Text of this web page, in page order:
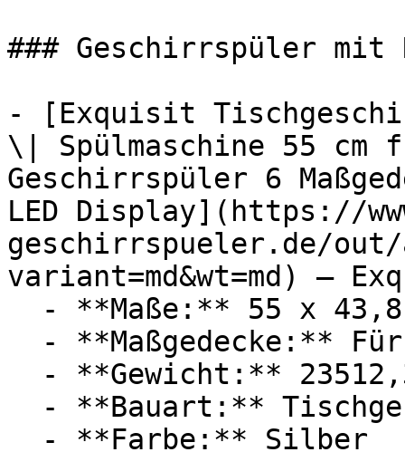
### Geschirrspüler mit
- [Exquisit
\| Spülmaschine 55
Geschirrspüler 6
LED Display](https://
geschirrspueler.de/out/
variant=md&wt=md) —